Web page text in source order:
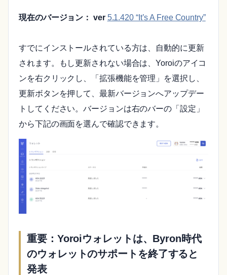
現在のバージョン： ver 5.1.420 “It’s A Free Country”
すでにインストールされている方は、自動的に更新
されます。もし更新されない場合は、Yoroiのアイコ
ンを右クリックし、「拡張機能を管理」を選択し、
更新ボタンを押して、最新バージョンへアップデー
トしてください。バージョンは右のバーの「設定」
から下記の画面を選んで確認できます。
重要：Yoroiウォレットは、Byron時代
のウォレットのサポートを終了すると
発表